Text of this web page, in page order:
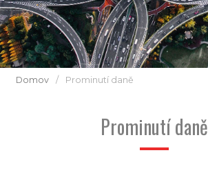
Domov / Prominutí daně
Prominutí daně